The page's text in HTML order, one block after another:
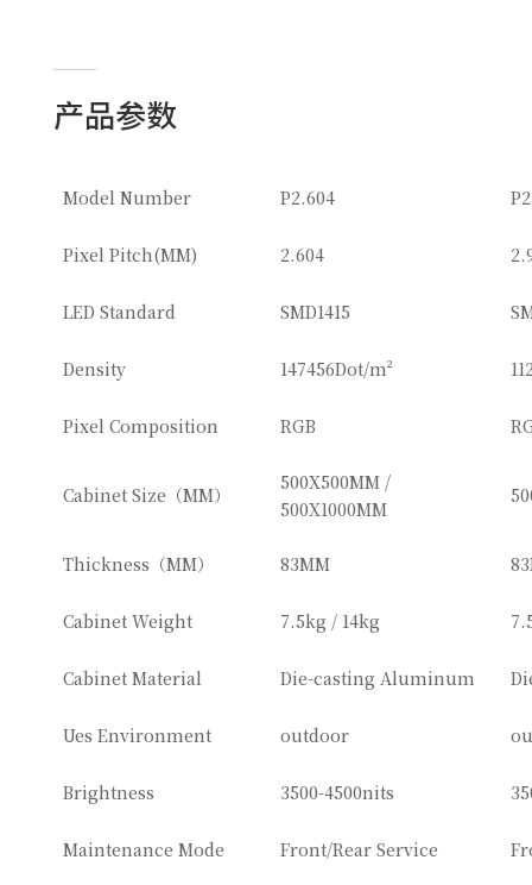
产品参数
Model Number P2.604
Pixel Pitch(MM) 2.604
LED Standard SMD1415
Density 147456Dot/m²
Pixel Composition RGB
Cabinet Size（MM）
500X500MM /
500X1000MM
Thickness（MM） 83MM
Cabinet Weight 7.5kg / 14kg
Cabinet Material Die-casting Aluminum
Ues Environment outdoor
Brightness 3500-4500nits
Maintenance Mode Front/Rear Service